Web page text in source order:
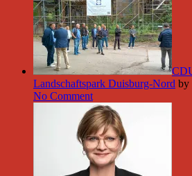
Landschaftspark Duisburg-Nord by
No Comment